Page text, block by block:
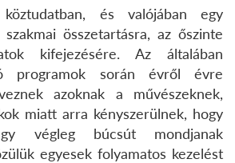
és valójában egy
összetartásra, az őszinte
kifejezésére. Az általában
programok során évről évre
azoknak a művészeknek,
miatt arra kényszerülnek, hogy
végleg búcsút mondjanak
egyesek folyamatos kezelést